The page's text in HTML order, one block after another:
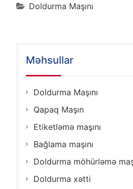
Doldurma Maşını
Məhsullar
Doldurma Maşını
Qapaq Maşın
Etiketləmə maşını
Bağlama maşını
Doldurma möhürləmə
Doldurma xətti